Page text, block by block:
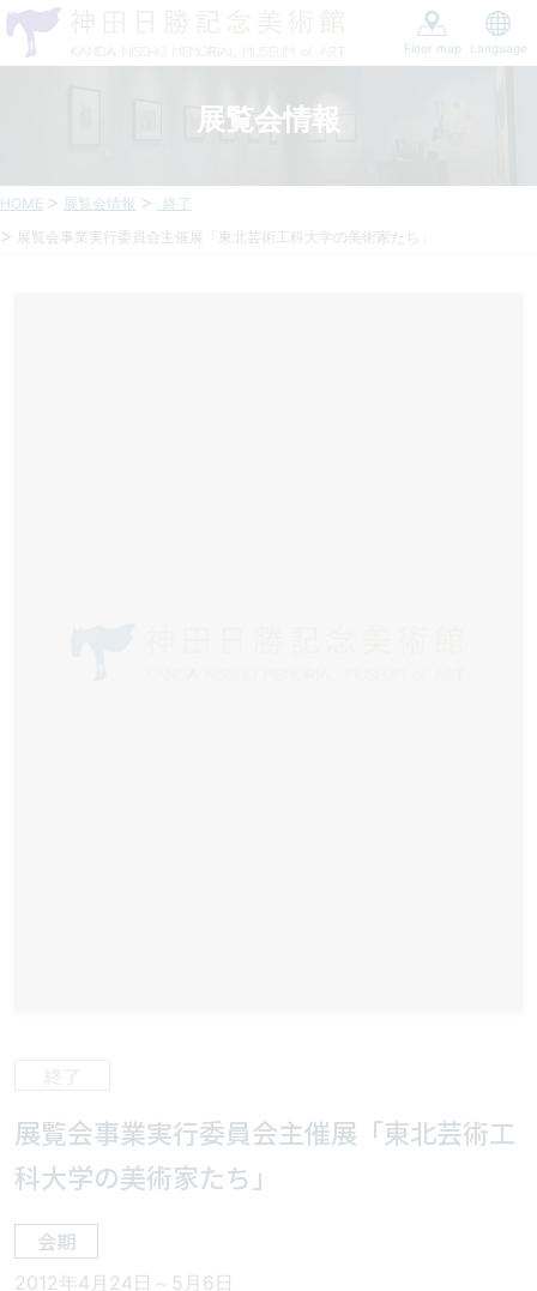
Floor map Language
展覧会情報
HOME 展覧会情報
終了
展覧会事業実行委員会主催展「東北芸術工科大学の美術家たち」
展覧会事業実行委員会主催展「東北芸術工
科大学の美術家たち」
会期
2012年4月24日～5月6日